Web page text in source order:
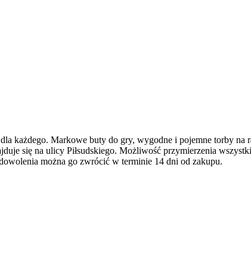
każdego. Markowe buty do gry, wygodne i pojemne torby
się na ulicy Piłsudskiego. Możliwość przymierzenia
można go zwrócić w terminie 14 dni od zakupu.